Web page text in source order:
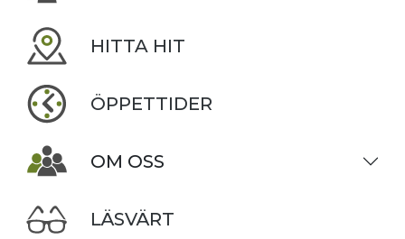
HITTA HIT
ÖPPETTIDER
OM OSS
LÄSVÄRT